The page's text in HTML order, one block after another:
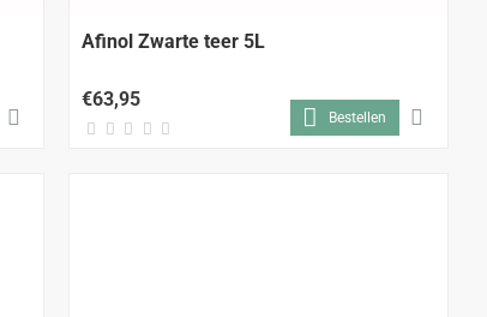
Afinol Zwarte teer 5L
€63,95
Bestellen